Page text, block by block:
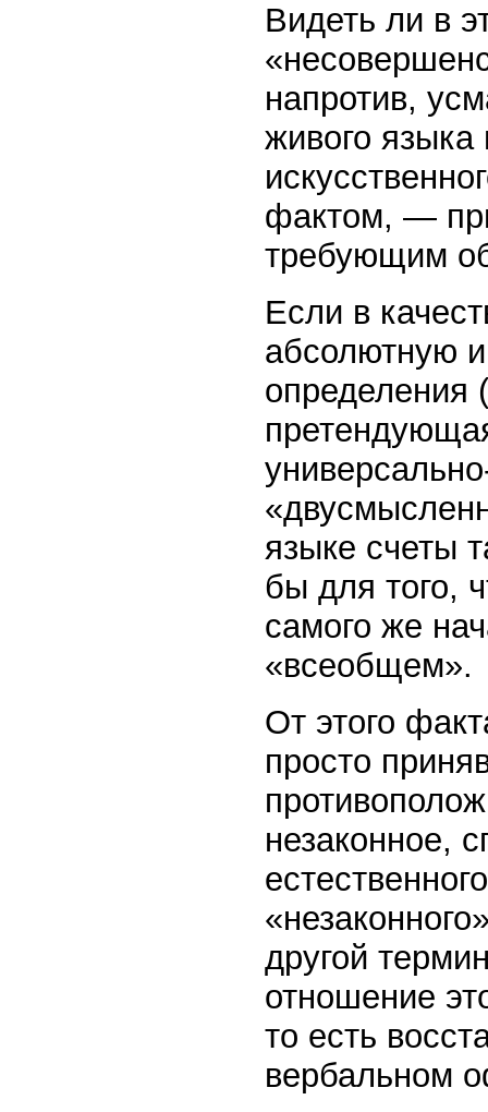
Видеть ли в
напротив,
живого
фактом, —
требующим
Если в
абсолютную и
определения
языке счеты
бы для того,
самого же
«всеобщем».
От этого
просто
незаконное,
другой
отношение
то есть
вербальном